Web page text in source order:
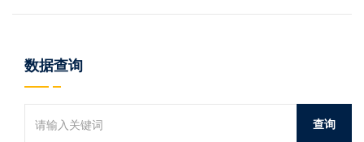
数据查询